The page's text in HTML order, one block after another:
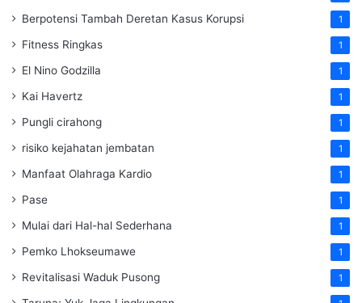
Berpotensi Tambah Deretan Kasus Korupsi 1
Fitness Ringkas 1
El Nino Godzilla 1
Kai Havertz 1
Pungli cirahong 1
risiko kejahatan jembatan 1
Manfaat Olahraga Kardio 1
Pase 1
Mulai dari Hal-hal Sederhana 1
Pemko Lhokseumawe 1
Revitalisasi Waduk Pusong 1